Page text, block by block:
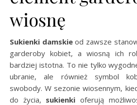
wiosnę
Sukienki damskieod zawsze
garderoby kobiet, a wiosną ich
bardziej istotna. To nie tylko
ubranie, ale również symbol
swobody. W sezonie wiosennym,
do życia, sukienki oferują